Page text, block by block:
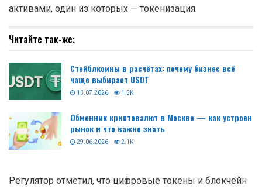
активами, один из которых — токенизация.
Читайте так-же:
Стейблкоины в расчётах: почему бизнес всё
чаще выбирает USDT
13.07.2026 1.5K
Обменник криптовалют в Москве — как устроен
рынок и что важно знать
29.06.2026 2.1K
Регулятор отметил, что цифровые токены и блокчейн